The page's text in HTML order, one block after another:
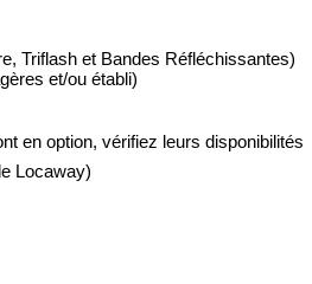
Triflash et Bandes Réfléchissantes)
et/ou établi)
en option, vérifiez leurs disponibilités
Locaway)